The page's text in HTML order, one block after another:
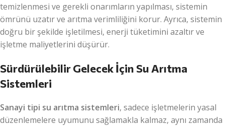
temizlenmesi ve gerekli onarımların yapılması, sistemin
ömrünü uzatır ve arıtma verimliliğini korur. Ayrıca, sistemin
doğru bir şekilde işletilmesi, enerji tüketimini azaltır ve
işletme maliyetlerini düşürür.
Sürdürülebilir Gelecek İçin Su Arıtma
Sistemleri
Sanayi tipi su arıtma sistemleri, sadece işletmelerin yasal
düzenlemelere uyumunu sağlamakla kalmaz, aynı zamanda